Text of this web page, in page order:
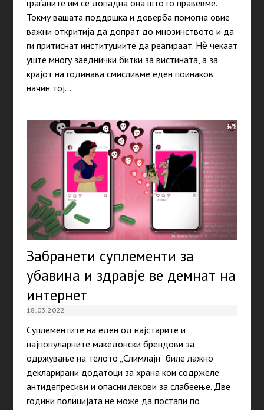
граѓаните им се допадна она што го правевме.
Токму вашата поддршка и доверба помогна овие
важни откритија да допрат до мнозинството и да
ги притиснат институциите да реагираат. Нѐ чекаат
уште многу заеднички битки за вистината, а за
крајот на годинава смисливме еден поинаков
начин тој…
Забранети суплементи за
убавина и здравје ве демнат на
интернет
18.03.2022
Суплементите на еден од најстарите и
најпопуларните македонски брендови за
одржување на телото „Слимлајн“ биле лажно
декларирани додатоци за храна кои содржеле
антидепресиви и опасни лекови за слабеење. Две
години полицијата не може да постапи по